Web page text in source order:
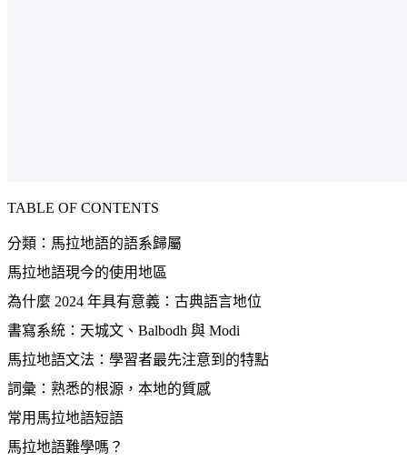
TABLE OF CONTENTS
分類：馬拉地語的語系歸屬
馬拉地語現今的使用地區
為什麼 2024 年具有意義：古典語言地位
書寫系統：天城文、Balbodh 與 Modi
馬拉地語文法：學習者最先注意到的特點
詞彙：熟悉的根源，本地的質感
常用馬拉地語短語
馬拉地語難學嗎？